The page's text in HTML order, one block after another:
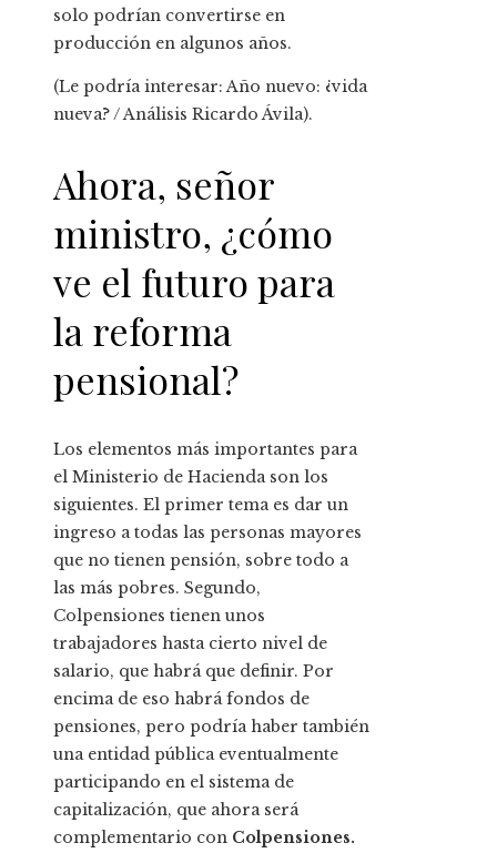
solo podrían convertirse en
producción en algunos años.
(Le podría interesar: Año nuevo: ¿vida
nueva? / Análisis Ricardo Ávila).
Ahora, señor
ministro, ¿cómo
ve el futuro para
la reforma
pensional?
Los elementos más importantes para
el Ministerio de Hacienda son los
siguientes. El primer tema es dar un
ingreso a todas las personas mayores
que no tienen pensión, sobre todo a
las más pobres. Segundo,
Colpensiones tienen unos
trabajadores hasta cierto nivel de
salario, que habrá que definir. Por
encima de eso habrá fondos de
pensiones, pero podría haber también
una entidad pública eventualmente
participando en el sistema de
capitalización, que ahora será
complementario con Colpensiones.